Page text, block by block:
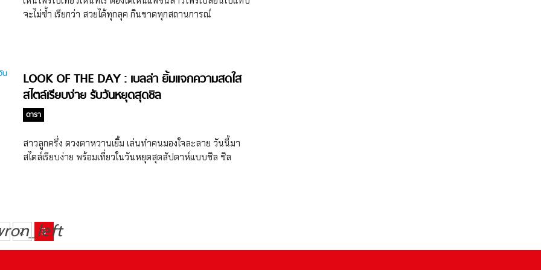
จะไม่ซ้ำ เรียกว่า สวยได้ทุกลุค กินขาดทุกสถานการณ์
LOOK OF THE DAY : เบลล่า ยิ้มแจกความสดใส
สไตล์เรียบง่าย รับวันหยุดสุดชิล
ดารา
สาวลูกครึ่ง ดวงตาหวานเยิ้ม เล่นทำคนมองใจละลาย วันนี้มา
สไตล์เรียบง่าย พร้อมเที่ยวในวันหยุดสุดสัปดาห์แบบชิล ชิล
2 3